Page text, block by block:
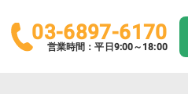
03-6897-6170
営業時間：平日9:00～18:00